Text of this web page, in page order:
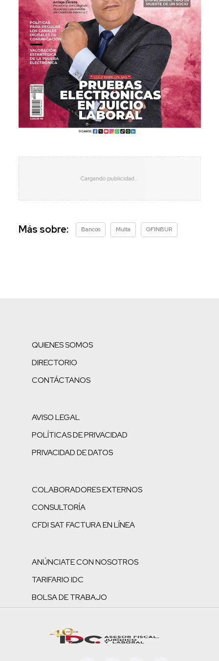
Más sobre: Bancos Multa GFINBUR
QUIENES SOMOS
DIRECTORIO
CONTÁCTANOS
AVISO LEGAL
POLÍTICAS DE PRIVACIDAD
PRIVACIDAD DE DATOS
COLABORADORES EXTERNOS
CONSULTORÍA
CFDI SAT FACTURA EN LÍNEA
ANÚNCIATE CON NOSOTROS
TARIFARIO IDC
BOLSA DE TRABAJO